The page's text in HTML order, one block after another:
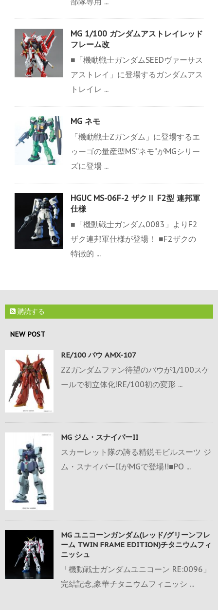
MG 1/100 ガンダムアストレイレッド
フレーム改
■「機動戦士ガンダムSEEDヴァーサス
アストレイ」に登場するガンダムアス
トレイレ ...
MG ネモ
「機動戦士Zガンダム」に登場するエ
ゥーゴの量産型MS“ネモ”がMGシリー
ズに登場 ...
HGUC MS-06F-2 ザクⅡ F2型 連邦軍
仕様
■「機動戦士ガンダム0083」よりF2
ザク連邦軍仕様が登場！ ■F2ザクの
特徴的 ...
購読する
NEW POST
RE/100 バウ AMX-107
ZZガンダムファン待望のバウが1/100スケ
ールで初立体化!RE/100初の変形 ...
MG ジム・スナイパーII
スカーレット隊の誇る精鋭モビルスーツ ジ
ム・スナイパーIIがMGで登場!!■PO ...
MG ユニコーンガンダム(レッド/グリーンフレ
ーム TWIN FRAME EDITION)チタニウムフィ
ニッシュ
「機動戦士ガンダムユニコーン RE:0096」
完結記念,豪華チタニウムフィニッシ ...